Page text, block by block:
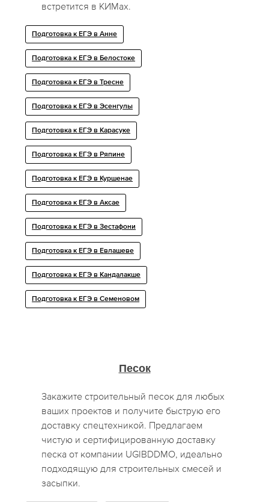
встретится в КИМах.
Подготовка к ЕГЭ в Анне
Подготовка к ЕГЭ в Белостоке
Подготовка к ЕГЭ в Тресне
Подготовка к ЕГЭ в Эсенгулы
Подготовка к ЕГЭ в Карасуке
Подготовка к ЕГЭ в Ряпине
Подготовка к ЕГЭ в Куршенае
Подготовка к ЕГЭ в Аксае
Подготовка к ЕГЭ в Зестафони
Подготовка к ЕГЭ в Евлашеве
Подготовка к ЕГЭ в Кандалакше
Подготовка к ЕГЭ в Семеновом
Песок
Закажите строительный песок для любых
ваших проектов и получите быструю его
доставку спецтехникой. Предлагаем
чистую и сертифицированную доставку
песка от компании UGIBDDMO, идеально
подходящую для строительных смесей и
засыпки.